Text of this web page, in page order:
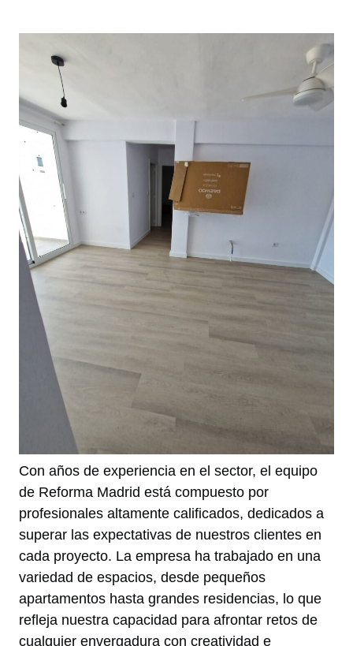
Con años de experiencia en el sector, el equipo
de Reforma Madrid está compuesto por
profesionales altamente calificados, dedicados a
superar las expectativas de nuestros clientes en
cada proyecto. La empresa ha trabajado en una
variedad de espacios, desde pequeños
apartamentos hasta grandes residencias, lo que
refleja nuestra capacidad para afrontar retos de
cualquier envergadura con creatividad e